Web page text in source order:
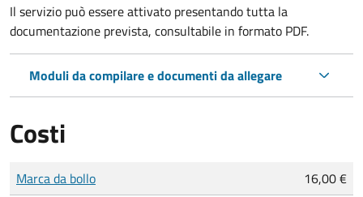
Il servizio può essere attivato presentando tutta la
documentazione prevista, consultabile in formato PDF.
Moduli da compilare e documenti da allegare
Costi
Tipo di pagamento
Importo
Marca da bollo
16,00 €